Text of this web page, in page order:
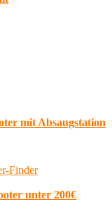
mit Absaugstation
unter 200€